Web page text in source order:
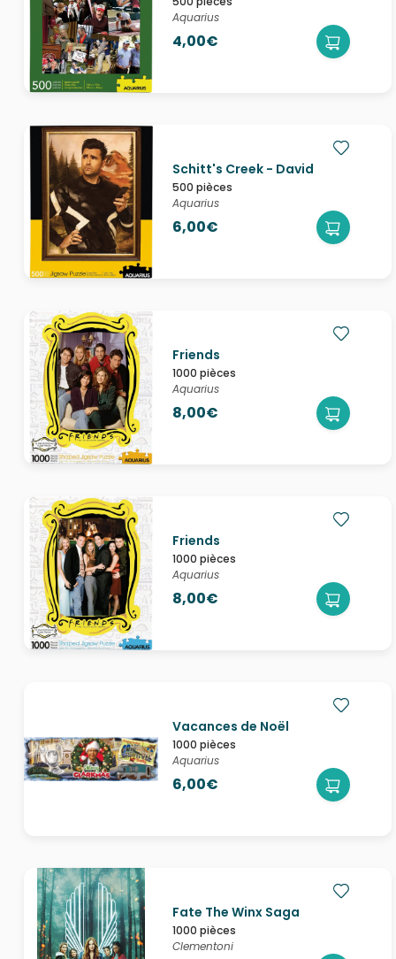
Aquarius
4,00€
Schitt's Creek - David
500 pièces
Aquarius
6,00€
Friends
1000 pièces
Aquarius
8,00€
Friends
1000 pièces
Aquarius
8,00€
Vacances de Noël
1000 pièces
Aquarius
6,00€
Fate The Winx Saga
1000 pièces
Clementoni